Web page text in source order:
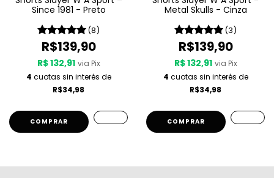
Since 1981 - Preto
(8)
R$139,90
R$ 132,91 via Pix
4 cuotas sin interés de
R$34,98
COMPRAR
Metal Skulls - Cinza
(3)
R$139,90
R$ 132,91 via Pix
4 cuotas sin interés de
R$34,98
COMPRAR